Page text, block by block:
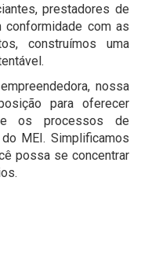
prestadores de
com as
construímos uma
nossa
para oferecer
os processos de
MEI. Simplificamos
possa se concentrar